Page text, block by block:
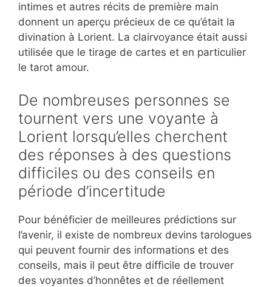
intimes et autres récits de première main
donnent un aperçu précieux de ce qu’était la
divination à Lorient. La clairvoyance était aussi
utilisée que le tirage de cartes et en particulier
le tarot amour.
De nombreuses personnes se
tournent vers une voyante à
Lorient lorsqu’elles cherchent
des réponses à des questions
difficiles ou des conseils en
période d’incertitude
Pour bénéficier de meilleures prédictions sur
l’avenir, il existe de nombreux devins tarologues
qui peuvent fournir des informations et des
conseils, mais il peut être difficile de trouver
des voyantes d’honnêtes et de réellement